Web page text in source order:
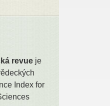
revue je
Index for